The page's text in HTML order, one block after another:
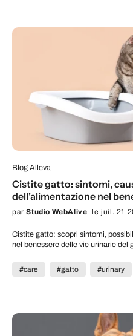
Blog Alleva
Cistite gatto: sintomi,
dell'alimentazione nel
parStudio WebAlive le juil. 21
Cistite gatto: scopri sintomi,
nel benessere delle vie urinarie del
#care #gatto #urinary